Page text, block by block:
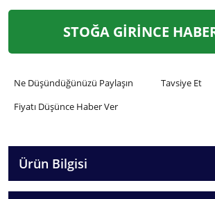
STOĞA GİRİNCE
Ne Düşündüğünüzü Paylaşın
Tavsiye Et
Fiyatı Düşünce Haber Ver
Ürün Bilgisi